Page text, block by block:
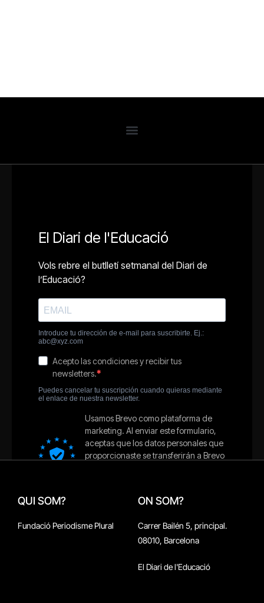
QUI SOM?
Fundació Periodisme Plural
ON SOM?
Carrer Bailén 5, principal.
08010, Barcelona
El Diari de l'Educació